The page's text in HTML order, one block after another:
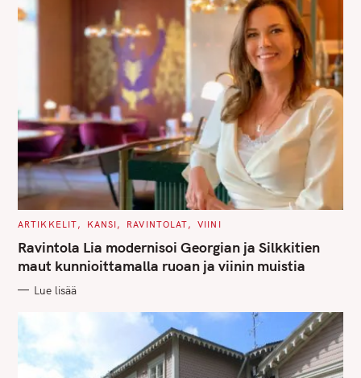
C
T
E
G
O
I
ARTIKKELIT KANSI RAVINTOLAT VIINI
Ravintola Lia modernisoi Georgian ja Silkkitien
maut kunnioittamalla ruoan ja viinin muistia
Lue lisää